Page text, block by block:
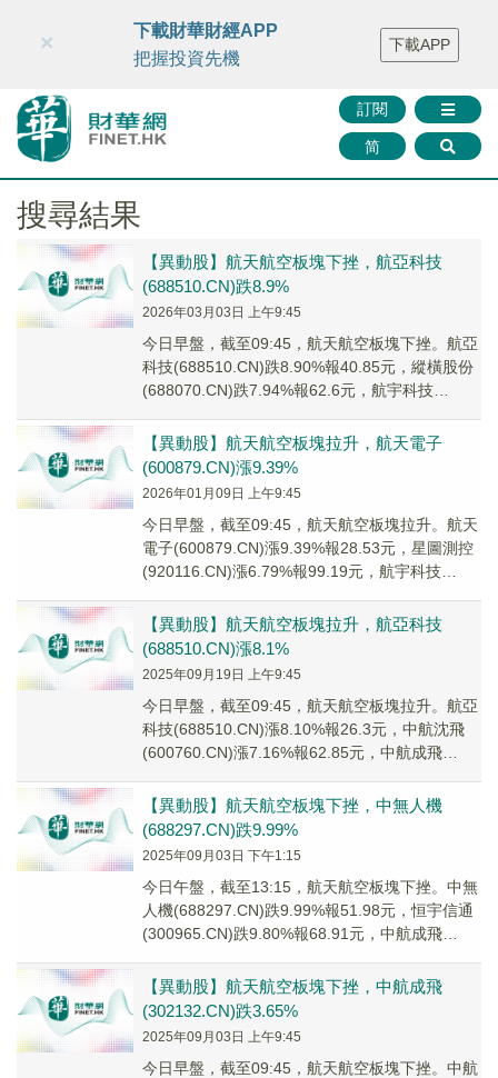
財華智庫網 FINTV FINMETA 財華證券 媒體矩陣
智庫沙龍
聯絡我們
訂閱
简
×
下載財華財經APP
把握投資先機
下載APP
搜尋結果
【異動股】航天航空板塊下挫，航亞科技
(688510.CN)跌8.9%
2026年03月03日 上午9:45
今日早盤，截至09:45，航天航空板塊下挫。航亞
科技(688510.CN)跌8.90%報40.85元，縱橫股份
(688070.CN)跌7.94%報62.6元，航宇科技
【異動股】航天航空板塊拉升，航天電子
(600879.CN)漲9.39%
2026年01月09日 上午9:45
今日早盤，截至09:45，航天航空板塊拉升。航天
電子(600879.CN)漲9.39%報28.53元，星圖測控
(920116.CN)漲6.79%報99.19元，航宇科技
【異動股】航天航空板塊拉升，航亞科技
(688510.CN)漲8.1%
2025年09月19日 上午9:45
今日早盤，截至09:45，航天航空板塊拉升。航亞
科技(688510.CN)漲8.10%報26.3元，中航沈飛
(600760.CN)漲7.16%報62.85元，中航成飛
【異動股】航天航空板塊下挫，中無人機
(688297.CN)跌9.99%
2025年09月03日 下午1:15
今日午盤，截至13:15，航天航空板塊下挫。中無
人機(688297.CN)跌9.99%報51.98元，恒宇信通
(300965.CN)跌9.80%報68.91元，中航成飛
【異動股】航天航空板塊下挫，中航成飛
(302132.CN)跌3.65%
2025年09月03日 上午9:45
今日早盤，截至09:45，航天航空板塊下挫。中航